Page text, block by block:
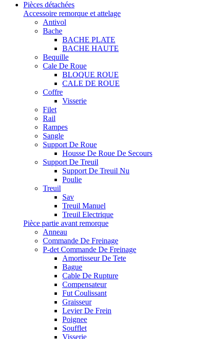
Pièces détachées
Accessoire remorque et attelage
Antivol
Bache
BACHE PLATE
BACHE HAUTE
Bequille
Cale De Roue
BLOQUE ROUE
CALE DE ROUE
Coffre
Visserie
Filet
Rail
Rampes
Sangle
Support De Roue
Housse De Roue De Secours
Support De Treuil
Support De Treuil Nu
Poulie
Treuil
Sav
Treuil Manuel
Treuil Electrique
Pièce partie avant remorque
Anneau
Commande De Freinage
P-det Commande De Freinage
Amortisseur De Tete
Bague
Cable De Rupture
Compensateur
Fut Coulissant
Graisseur
Levier De Frein
Poignee
Soufflet
Visserie